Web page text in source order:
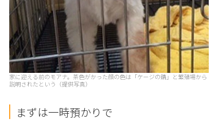
家に迎える前のモアナ。茶色がかった顔の色は「ケージの錆」と繁殖場から
説明されたという（提供写真）
まずは一時預かりで